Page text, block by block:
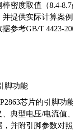
密度取值（8.4-
提供实际计算案
参考GB/T 4423-
脚功能
芯片的引脚功
典型电压/电流值
，并附引脚参数对